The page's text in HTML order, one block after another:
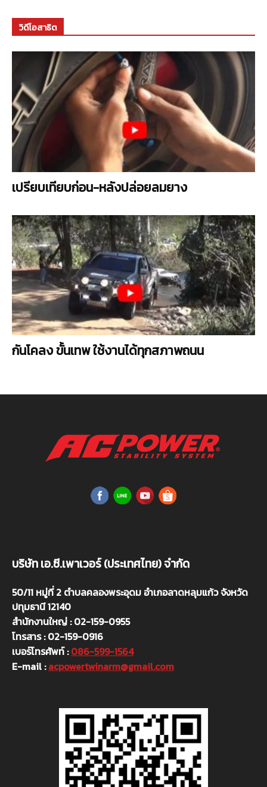
วิดีโอสาธิต
เปรียบเทียบก่อน-หลังปล่อยลมยาง
กันโคลง ขั้นเทพ ใช้งานได้ทุกสภาพถนน
บริษัท เอ.ซี.เพาเวอร์ (ประเทศไทย) จำกัด
50/11 หมู่ที่ 2 ตำบลคลองพระอุดม อำเภอลาดหลุมแก้ว จังหวัด
ปทุมธานี 12140
สำนักงานใหญ่ : 02-159-0955
โทรสาร : 02-159-0916
เบอร์โทรศัพท์ :086-599-1564
E-mail :acpowertwinarm@gmail.com